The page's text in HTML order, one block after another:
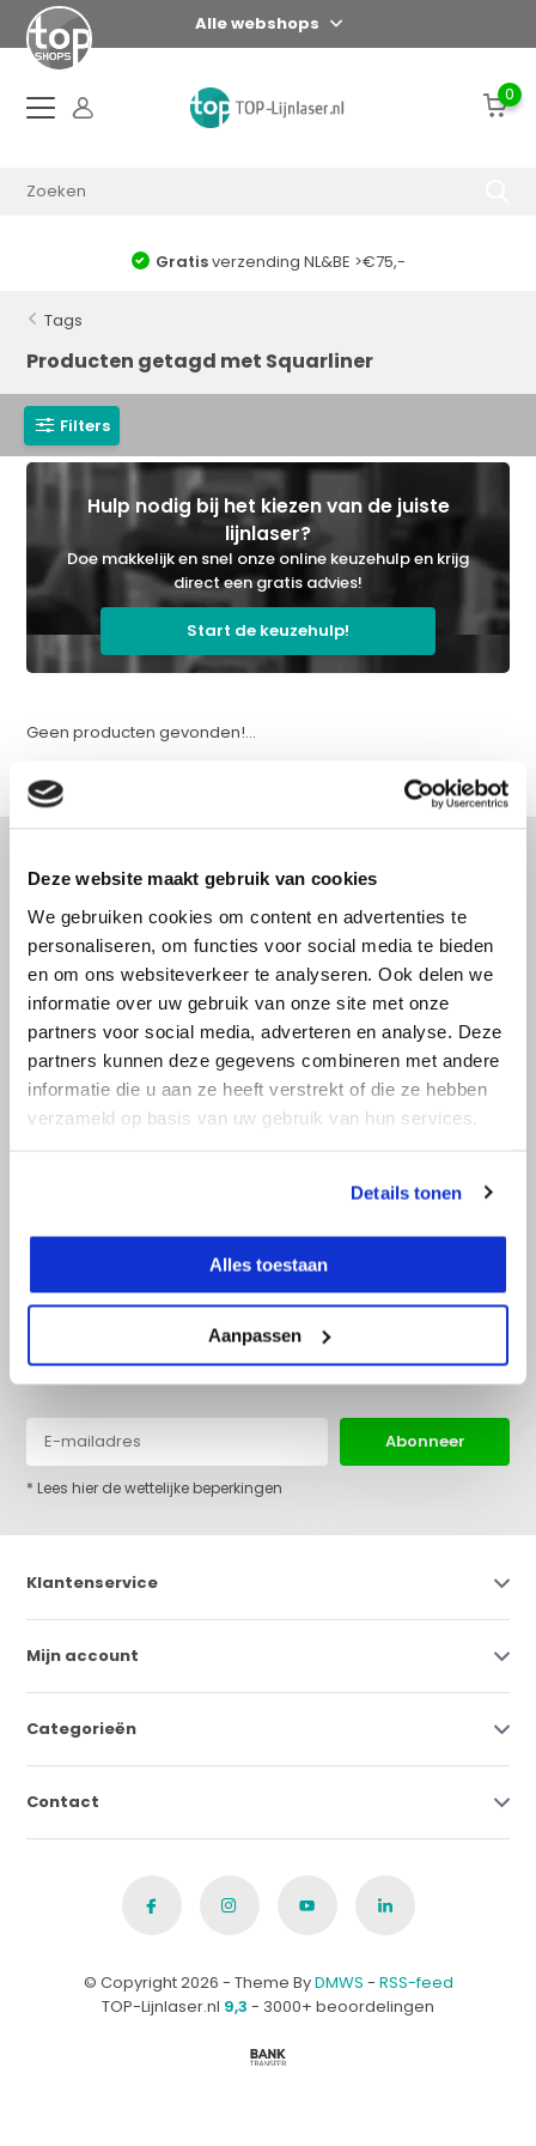
Deze website maakt gebruik van cookies
We gebruiken cookies om content en advertenties te
personaliseren, om functies voor social media te bieden
en om ons websiteverkeer te analyseren. Ook delen we
informatie over uw gebruik van onze site met onze
partners voor social media, adverteren en analyse. Deze
partners kunnen deze gegevens combineren met andere
informatie die u aan ze heeft verstrekt of die ze hebben
verzameld op basis van uw gebruik van hun services.
Details tonen
Alles toestaan
Aanpassen
Alle webshops
0
Gratisverzending NL&BE >€75,-
Tags
Producten getagd met Squarliner
Filters
Hulp nodig bij het kiezen van de juiste
lijnlaser?
Doe makkelijk en snel onze online keuzehulp en krijg
direct een gratis advies!
Start de keuzehulp!
Geen producten gevonden!...
Advies nodig?
Doe onze online keuzehulp of bel direct
met een specialist!
Doe onze online keuzehulp
Blijf op de hoogte van het laatste nieuws en onze acties:
Abonneer
* Lees hier de wettelijke beperkingen
Klantenservice
Mijn account
Categorieën
Contact
© Copyright 2026 - Theme ByDMWS - RSS-feed
TOP-Lijnlaser.nl 9,3 - 3000+ beoordelingen